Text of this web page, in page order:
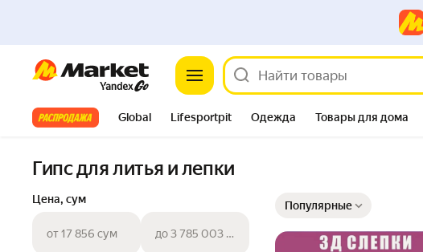
Market
Все хиты Global Lifesportpit Одежда Товары для дома
Гипс для литья и лепки
Цена, сум
от 17 856 сум до 3 785 003 сум
Популярные